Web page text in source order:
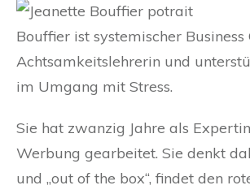
Bouffier ist systemischer Business
Achtsamkeitslehrerin und
im Umgang mit Stress.
Sie hat zwanzig Jahre als
Werbung gearbeitet. Sie denkt
und „out of the box“, findet den